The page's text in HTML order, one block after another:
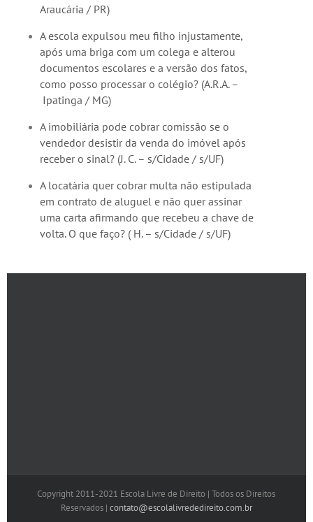
Araucária / PR)
A escola expulsou meu filho injustamente,
após uma briga com um colega e alterou
documentos escolares e a versão dos fatos,
como posso processar o colégio? (A.R.A. –
Ipatinga / MG)
A imobiliária pode cobrar comissão se o
vendedor desistir da venda do imóvel após
receber o sinal? (J. C. – s/Cidade / s/UF)
A locatária quer cobrar multa não estipulada
em contrato de aluguel e não quer assinar
uma carta afirmando que recebeu a chave de
volta. O que faço? ( H. – s/Cidade / s/UF)
Copyright 2011-2021 Escola Livre de Direito | Todos os Direitos
Reservados | contato@escolalivrededireito.com.br